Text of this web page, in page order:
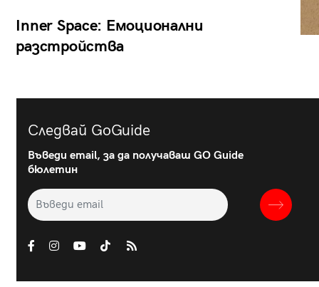
Inner Space: Емоционални
разстройства
Следвай GoGuide
Въведи email, за да получаваш GO Guide
бюлетин